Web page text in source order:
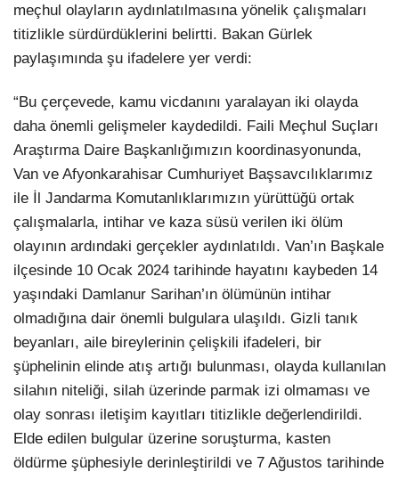
meçhul olayların aydınlatılmasına yönelik çalışmaları
titizlikle sürdürdüklerini belirtti. Bakan Gürlek
paylaşımında şu ifadelere yer verdi:
“Bu çerçevede, kamu vicdanını yaralayan iki olayda
daha önemli gelişmeler kaydedildi. Faili Meçhul Suçları
Araştırma Daire Başkanlığımızın koordinasyonunda,
Van ve Afyonkarahisar Cumhuriyet Başsavcılıklarımız
ile İl Jandarma Komutanlıklarımızın yürüttüğü ortak
çalışmalarla, intihar ve kaza süsü verilen iki ölüm
olayının ardındaki gerçekler aydınlatıldı. Van’ın Başkale
ilçesinde 10 Ocak 2024 tarihinde hayatını kaybeden 14
yaşındaki Damlanur Sarihan’ın ölümünün intihar
olmadığına dair önemli bulgulara ulaşıldı. Gizli tanık
beyanları, aile bireylerinin çelişkili ifadeleri, bir
şüphelinin elinde atış artığı bulunması, olayda kullanılan
silahın niteliği, silah üzerinde parmak izi olmaması ve
olay sonrası iletişim kayıtları titizlikle değerlendirildi.
Elde edilen bulgular üzerine soruşturma, kasten
öldürme şüphesiyle derinleştirildi ve 7 Ağustos tarihinde